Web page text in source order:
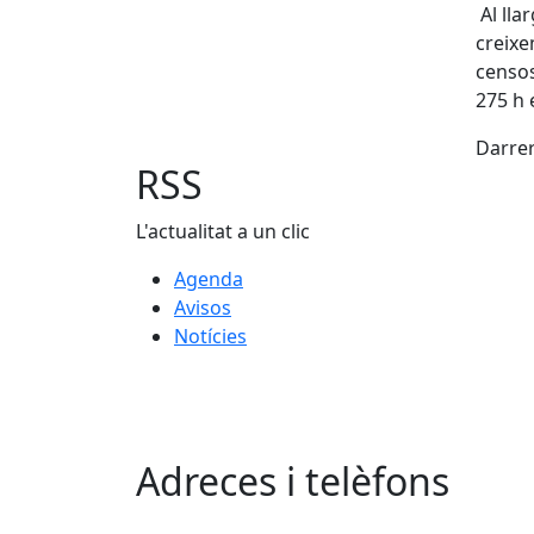
Al
275 h
RSS
L'actualitat a un clic
Agenda
Avisos
Notícies
Adreces i telèfons